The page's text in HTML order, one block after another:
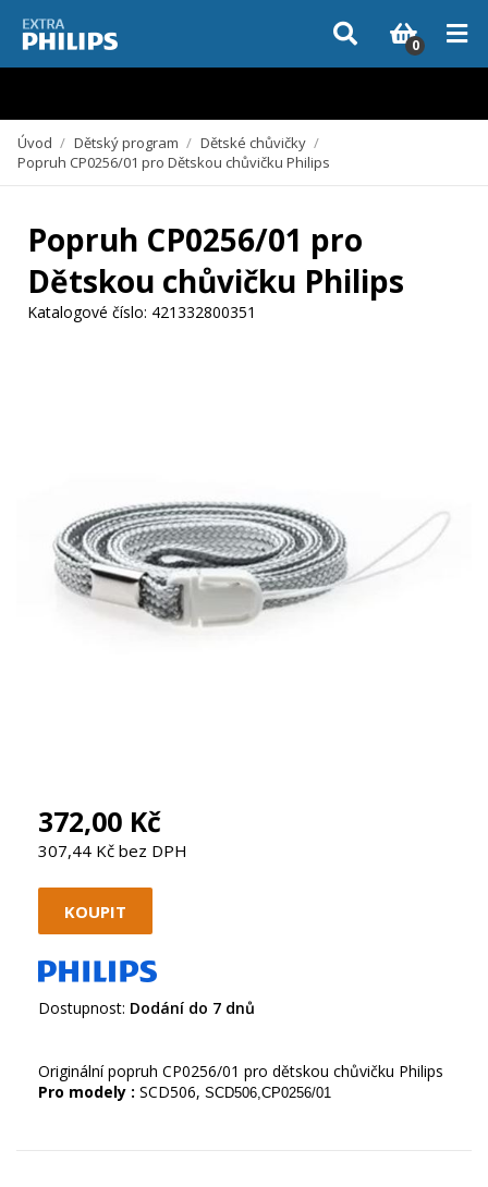
Vzhledem k aktuální situaci se může dodání dílů, které nejsou skladem,
zpozdit. Děkujeme za pochopení.
0
Úvod / Dětský program / Dětské chůvičky /
Popruh CP0256/01 pro Dětskou chůvičku Philips
Popruh CP0256/01 pro
Dětskou chůvičku Philips
Katalogové číslo: 421332800351
372,00 Kč
307,44 Kč bez DPH
Dostupnost: Dodání do 7 dnů
Originální popruh CP0256/01 pro dětskou chůvičku Philips
Pro modely : SCD506, SCD506,CP0256/01